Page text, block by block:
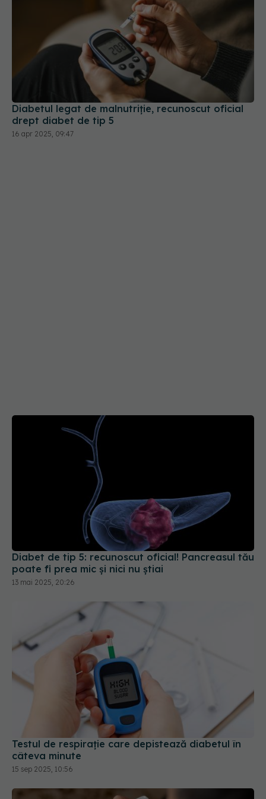
Diabetul legat de malnutriție, recunoscut oficial
drept diabet de tip 5
16 apr 2025, 09:47
Diabet de tip 5: recunoscut oficial! Pancreasul tău
poate fi prea mic și nici nu știai
13 mai 2025, 20:26
Testul de respirație care depistează diabetul în
câteva minute
15 sep 2025, 10:56